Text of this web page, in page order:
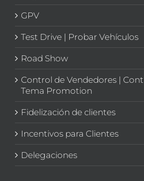
GPV
Test Drive | Probar Vehículos
Road Show
Control de Vendedores |
Tema Promotion
Fidelización de clientes
Incentivos para Clientes
Delegaciones